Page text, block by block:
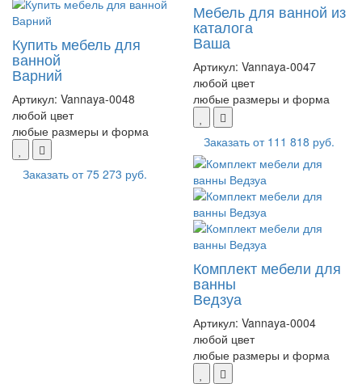
Купить мебель для
ванной
Варний
Артикул: Vannaya-0048
любой цвет
любые размеры и форма
Заказать от75 273 руб.
Мебель для ванной из
каталога
Ваша
Артикул: Vannaya-0047
любой цвет
любые размеры и форма
Заказать от 111 818 руб.
Комплект мебели для
ванны
Ведзуа
Артикул: Vannaya-0004
любой цвет
любые размеры и форма